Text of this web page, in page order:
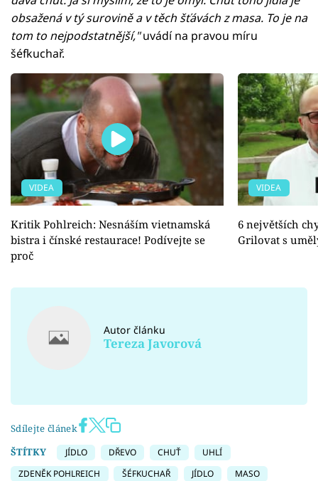
obsažená v tý surovině a v těch šťávách z masa. To je na
tom to nejpodstatnější,"uvádí na pravou míru
šéfkuchař.
VIDEA
Kritik Pohlreich: Nesnáším vietnamská
bistra i čínské restaurace! Podívejte se
proč
VIDEA
6 největších
Grilovat s
Autor článku
Tereza Javorová
Sdílejte článek
ŠTÍTKY
JÍDLO DŘEVO CHUŤ
UHLÍ
ZDENĚK POHLREICH
ŠÉFKUCHAŘ JÍDLO
MASO